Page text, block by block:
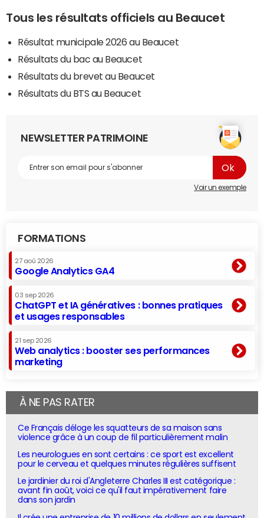
Tous les résultats officiels au Beaucet
Résultat municipale 2026 au Beaucet
Résultats du bac au Beaucet
Résultats du brevet au Beaucet
Résultats du BTS au Beaucet
NEWSLETTER PATRIMOINE
Voir un exemple
FORMATIONS
27 aoû 2026
Google Analytics GA4
03 sep 2026
ChatGPT et IA génératives : bonnes pratiques
et usages responsables
21 sep 2026
Web analytics : booster ses performances
marketing
À NE PAS RATER
Ce Français déloge les squatteurs de sa maison sans
violence grâce à un coup de fil particulièrement malin
Les neurologues en sont certains : ce sport est excellent
pour le cerveau et quelques minutes régulières suffisent
Le jardinier du roi d'Angleterre Charles III est catégorique :
avant fin août, voici ce qu'il faut impérativement faire
dans son jardin